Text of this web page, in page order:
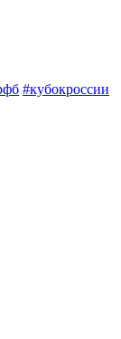
#кубокроссии